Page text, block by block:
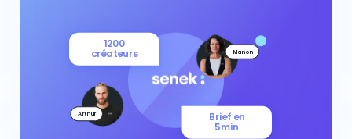
1200
créateurs
Brief en
5min
Arthur
Manon